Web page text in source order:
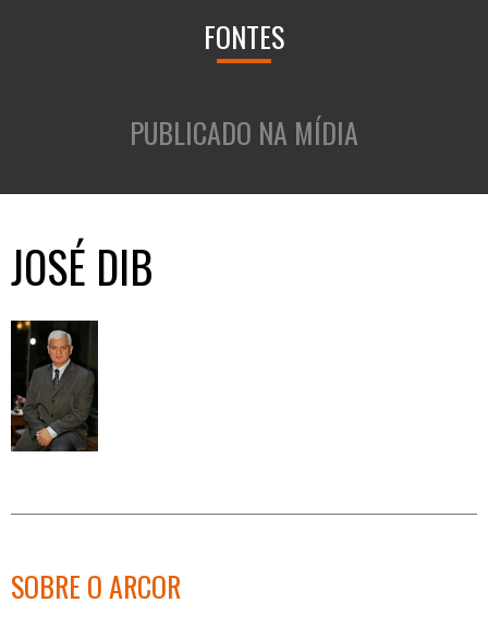
FONTES
PUBLICADO NA MÍDIA
JOSÉ DIB
SOBRE O ARCOR